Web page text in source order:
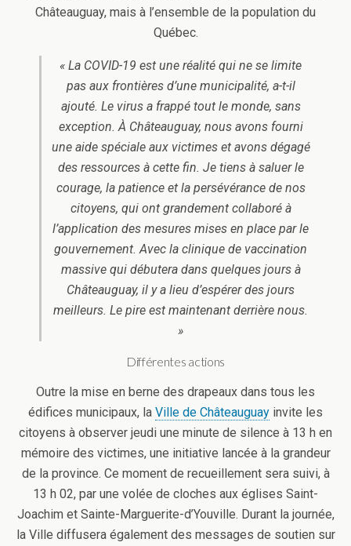
Châteauguay, mais à l’ensemble de la population du
Québec.
« La COVID-19 est une réalité qui ne se limite
pas aux frontières d’une municipalité, a-t-il
ajouté. Le virus a frappé tout le monde, sans
exception. À Châteauguay, nous avons fourni
une aide spéciale aux victimes et avons dégagé
des ressources à cette fin. Je tiens à saluer le
courage, la patience et la persévérance de nos
citoyens, qui ont grandement collaboré à
l’application des mesures mises en place par le
gouvernement. Avec la clinique de vaccination
massive qui débutera dans quelques jours à
Châteauguay, il y a lieu d’espérer des jours
meilleurs. Le pire est maintenant derrière nous.
»
Différentes actions
Outre la mise en berne des drapeaux dans tous les
édifices municipaux, la Ville de Châteauguay invite les
citoyens à observer jeudi une minute de silence à 13 h en
mémoire des victimes, une initiative lancée à la grandeur
de la province. Ce moment de recueillement sera suivi, à
13 h 02, par une volée de cloches aux églises Saint-
Joachim et Sainte-Marguerite-d’Youville. Durant la journée,
la Ville diffusera également des messages de soutien sur